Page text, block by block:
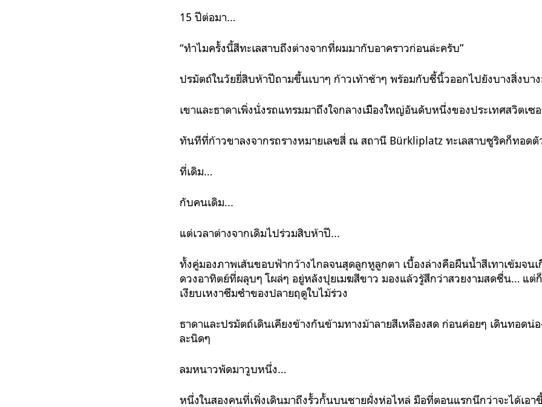
15 ปีต่อมา…
“ทำไมครั้งนี้สีทะเลสาบถึงต่างจากที่ผมมากับอาคราวก่อนล่ะครับ”
ปรมัตถ์ในวัยยี่สิบห้าปีถามขึ้นเบาๆ ก้าวเท้าช้าๆ พร้อมกับชี้นิ้วออกไปยังบางสิ่งบา
เขาและธาดาเพิ่งนั่งรถแทรมมาถึงใจกลางเมืิองใหญ่อันดับหนึ่งของประเทศสวิตเซ
ทันทีที่ก้าวขาลงจากรถรางหมายเลขสี่ ณ สถานี Bürkliplatz ทะเลสาบซูริคก็ทอดตั
ที่เดิม…
กับคนเดิม...
แต่เวลาต่างจากเดิมไปร่วมสิบห้าปี...
ทั้งคู่มองภาพเส้นขอบฟ้ากว้างไกลจนสุดลูกหูลูกตา เบื้องล่างคือผืนน้ำสีเทาเข้มจน
ดวงอาทิตย์ที่ผลุบๆ โผล่ๆ อยู่หลังปุยเมฆสีขาว มองแล้วรู้สึกว่าสวยงามสดชื่น… แต่
เงียบเหงาซึมซำของปลายฤดูใบไม้ร่วง
ธาดาและปรมัตถ์เดินเคียงข้างกันข้ามทางม้าลายสีเหลืองสด ก่อนค่อยๆ เดินทอดน่อ
ละนิดๆ
ลมหนาวพัดมาวูบหนึ่ง…
หนึ่งในสองคนที่เพิ่งเดินมาถึงรั้วกั้นบนชายฝั่งห่อไหล่ มือที่ตอนแรกนึกว่าจะได้เอา